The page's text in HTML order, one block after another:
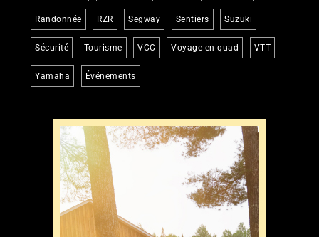
Randonnée RZR Segway Sentiers Suzuki
Sécurité Tourisme VCC Voyage en quad VTT
Yamaha Événements